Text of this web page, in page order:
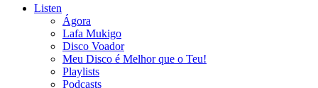
Listen
Ágora
Lafa Mukigo
Disco Voador
Meu Disco é Melhor que o Teu!
Playlists
Podcasts